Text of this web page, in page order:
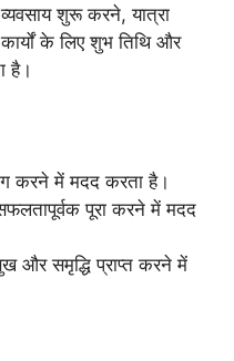
शुरू करने, यात्रा
के लिए शुभ तिथि और
है।
करने में मदद करता है।
पूरा करने में मदद
और समृद्धि प्राप्त करने में